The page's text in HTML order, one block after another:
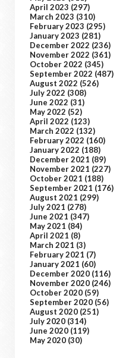
April 2023 (297)
March 2023 (310)
February 2023 (295)
January 2023 (281)
December 2022 (236)
November 2022 (361)
October 2022 (345)
September 2022 (487)
August 2022 (526)
July 2022 (308)
June 2022 (31)
May 2022 (52)
April 2022 (123)
March 2022 (132)
February 2022 (160)
January 2022 (188)
December 2021 (89)
November 2021 (227)
October 2021 (188)
September 2021 (176)
August 2021 (299)
July 2021 (278)
June 2021 (347)
May 2021 (84)
April 2021 (8)
March 2021 (3)
February 2021 (7)
January 2021 (60)
December 2020 (116)
November 2020 (246)
October 2020 (59)
September 2020 (56)
August 2020 (251)
July 2020 (314)
June 2020 (119)
May 2020 (30)